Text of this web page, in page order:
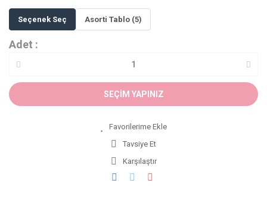
Seçenek Seç Asorti Tablo (5)
Adet :
SEÇİM YAPINIZ
Tavsiye Et
Karşılaştır